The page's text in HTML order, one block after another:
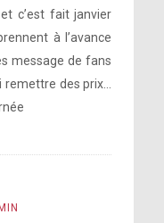
c’est fait janvier
à l’avance
message de fans
remettre des prix…